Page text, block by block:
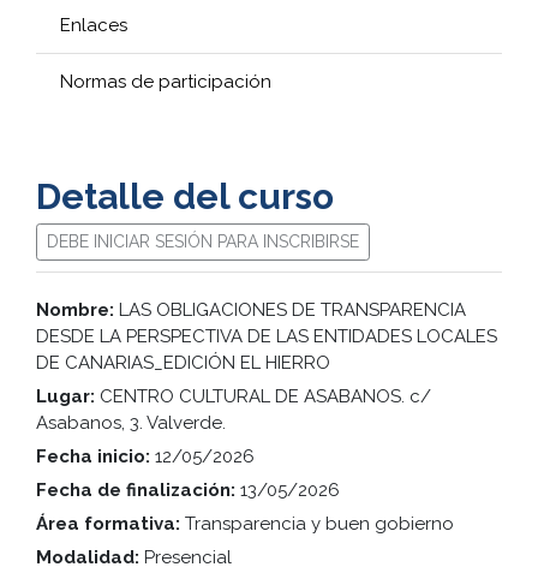
Enlaces
Normas de participación
Detalle del curso
DEBE INICIAR SESIÓN PARA INSCRIBIRSE
Nombre: LAS OBLIGACIONES DE TRANSPARENCIA
DESDE LA PERSPECTIVA DE LAS ENTIDADES LOCALES
DE CANARIAS_EDICIÓN EL HIERRO
Lugar: CENTRO CULTURAL DE ASABANOS. c/
Asabanos, 3. Valverde.
Fecha inicio: 12/05/2026
Fecha de finalización: 13/05/2026
Área formativa: Transparencia y buen gobierno
Modalidad: Presencial